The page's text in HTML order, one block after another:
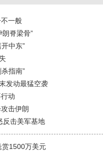
一般
脊梁骨”
中东”
指南”
发动最猛空袭
动
击伊朗
反击美军基地
1500万美元